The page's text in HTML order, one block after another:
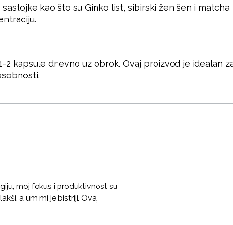
kao što su Ginko list, sibirski žen šen i matcha
kapsule dnevno uz obrok. Ovaj proizvod je idealan
moj fokus i produktivnost su
a um mi je bistriji. Ovaj